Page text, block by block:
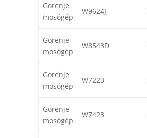
Gorenje
mosógép
W9624J
Gorenje
mosógép
W8543D
Gorenje
mosógép
W7223
Gorenje
mosógép
W7423